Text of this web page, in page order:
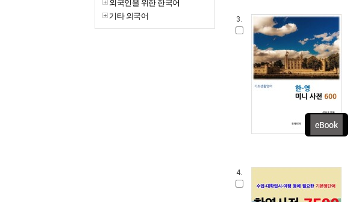
외국인을 위한 한국어
기타 외국어
3.
4.